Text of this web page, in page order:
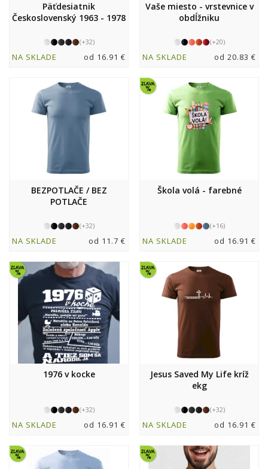
Päťdesiatnik
Československý 1963 - 1978
(+32)
NA SKLADE od 16.91 €
Vaše miesto - vrstevnice v
obdĺžniku
(+20)
NA SKLADE od 20.83 €
BEZPOTLAČE / BEZ
POTLAČE
(+32)
NA SKLADE od 11.7 €
Škola volá - farebné
(+16)
NA SKLADE od 16.91 €
1976 v kocke
(+32)
NA SKLADE od 16.91 €
Jesus Saved My Life kríž
ekg
(+32)
NA SKLADE od 16.91 €